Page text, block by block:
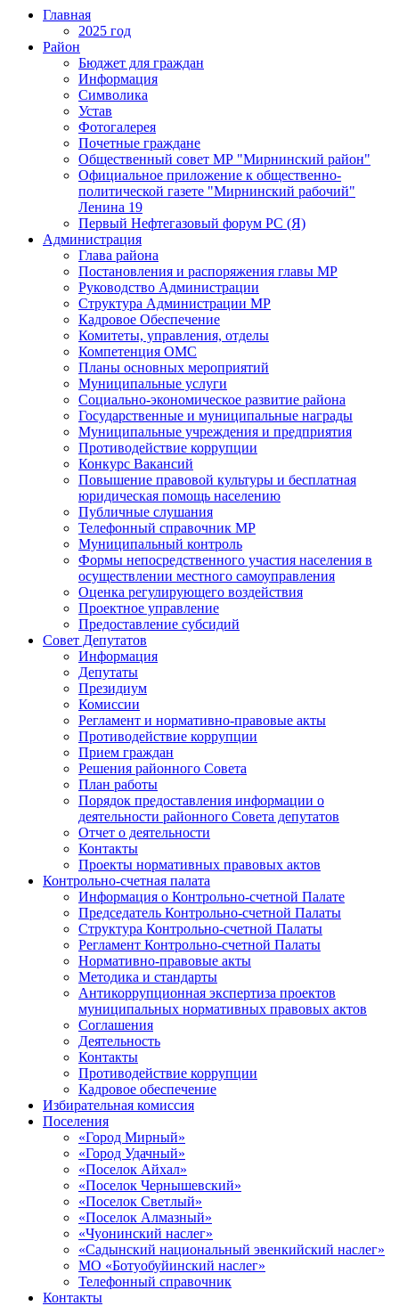
Главная
2025 год
Район
Бюджет для граждан
Информация
Символика
Устав
Фотогалерея
Почетные граждане
Общественный совет МР "Мирнинский район"
Официальное приложение к общественно-
политической газете "Мирнинский рабочий"
Ленина 19
Первый Нефтегазовый форум РС (Я)
Администрация
Глава района
Постановления и распоряжения главы МР
Руководство Администрации
Структура Администрации МР
Кадровое Обеспечение
Комитеты, управления, отделы
Компетенция ОМС
Планы основных мероприятий
Муниципальные услуги
Социально-экономическое развитие района
Государственные и муниципальные награды
Муниципальные учреждения и предприятия
Противодействие коррупции
Конкурс Вакансий
Повышение правовой культуры и бесплатная
юридическая помощь населению
Публичные слушания
Телефонный справочник МР
Муниципальный контроль
Формы непосредственного участия населения в
осуществлении местного самоуправления
Оценка регулирующего воздействия
Проектное управление
Предоставление субсидий
Совет Депутатов
Информация
Депутаты
Президиум
Комиссии
Регламент и нормативно-правовые акты
Противодействие коррупции
Прием граждан
Решения районного Совета
План работы
Порядок предоставления информации о
деятельности районного Совета депутатов
Отчет о деятельности
Контакты
Проекты нормативных правовых актов
Контрольно-счетная палата
Информация о Контрольно-счетной Палате
Председатель Контрольно-счетной Палаты
Структура Контрольно-счетной Палаты
Регламент Контрольно-счетной Палаты
Нормативно-правовые акты
Методика и стандарты
Антикоррупционная экспертиза проектов
муниципальных нормативных правовых актов
Соглашения
Деятельность
Контакты
Противодействие коррупции
Кадровое обеспечение
Избирательная комиссия
Поселения
«Город Мирный»
«Город Удачный»
«Поселок Айхал»
«Поселок Чернышевский»
«Поселок Светлый»
«Поселок Алмазный»
«Чуонинский наслег»
«Садынский национальный эвенкийский наслег»
МО «Ботуобуйинский наслег»
Телефонный справочник
Контакты